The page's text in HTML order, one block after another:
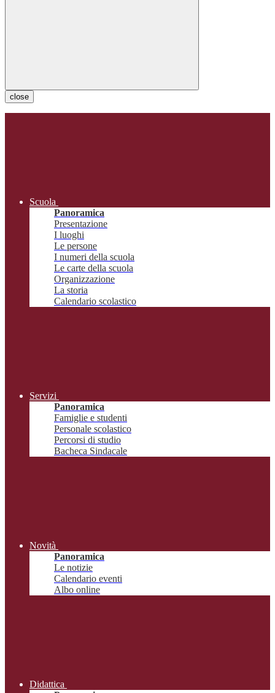
close
Scuola
Panoramica
Presentazione
I luoghi
Le persone
I numeri della scuola
Le carte della scuola
Organizzazione
La storia
Calendario scolastico
Servizi
Panoramica
Famiglie e studenti
Personale scolastico
Percorsi di studio
Bacheca Sindacale
Novità
Panoramica
Le notizie
Calendario eventi
Albo online
Didattica